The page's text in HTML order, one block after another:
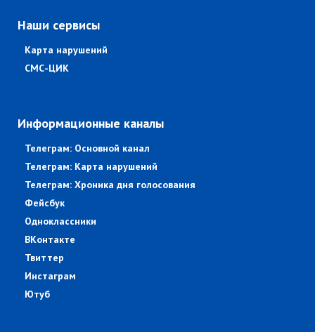
Наши сервисы
Карта нарушений
СМС-ЦИК
Информационные каналы
Телеграм: Основной канал
Телеграм: Карта нарушений
Телеграм: Хроника дня голосования
Фейсбук
Одноклассники
ВКонтакте
Твиттер
Инстаграм
Ютуб